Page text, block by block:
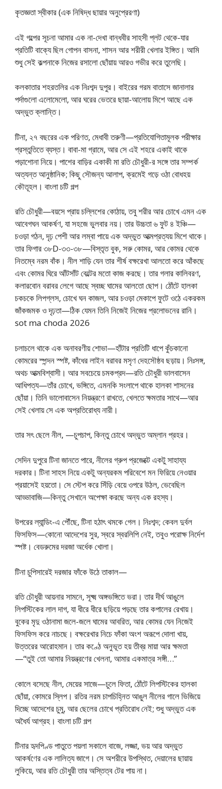
কৃতজ্ঞতা স্বীকার (এক নিষিদ্ধ ছায়ার অনুপ্রেরণা)
এই গল্পের সূচনা আমার এক না-দেখা বান্ধবীর সাহসী প্লট থেকে-যার
প্রতিটি বাক্যে ছিল গোপন বাসনা, শাসন আর শরীরী খেলার ইঙ্গিত। আমি
শুধু সেই কল্পনাকে নিজের রসালো ছোঁয়ায় আরও গভীর করে তুলেছি।
কলকাতার শহরতলির এক নিঃশব্দ দুপুর। বাইরের গরম বাতাসে জানালার
পর্দাগুলো এলোমেলো, আর ঘরের ভেতরে ছায়া-আলোয় মিশে আছে এক
অদ্ভুত ক্লান্তি।
টিনা, ২৭ বছরের এক পরিণত, মেধাবী তরুণী—প্রতিযোগিতামূলক পরীক্ষার
প্রস্তুতিতে ব্যস্ত। বাবা-মা গ্রামে, আর সে এই শহরে একাই থাকে
পড়াশোনা নিয়ে। পাশের বাড়ির একাকী মা রতি চৌধুরী-র সঙ্গে তার সম্পর্ক
অত্যন্ত আনুষ্ঠানিক; কিছু সৌজন্য আলাপ, ক্রমেই গড়ে ওঠা বোধহয়
কৌতূহল। বাংলা চটি গল্প
রতি চৌধুরী—বয়সে প্রায় চল্লিশের কোঠায়, তবু শরীর আর চোখে এমন এক
আবেগঘন আকর্ষণ, যা সহজে ভুলবার নয়। তার উচ্চতা ৬ ফুট ৪ ইঞ্চি—
চওড়া গঠন, দৃঢ় পেশী আর লম্বা পায়ে এক অদ্ভুত আত্মপ্রত্যয় মিশে থাকে।
তার ফিগার ৩৮D-৩৩-৩৮—বিস্তৃত বুক, সরু কোমর, আর কোমর থেকে
নিতম্বে নরম বাঁক। নীল শাড়ি যেন তার শীর্ষ বক্ষরেখা আলতো করে আঁকছে
এবং কোমর ঘিরে আঁটসাঁট বেল্টের মতো কাজ করছে। তার গলার কালিবরণ,
কলারবোন বরাবর লেগে আছে স্বচ্ছ ঘামের আলতো ছোপ। ঠোঁটে হালকা
চকচকে লিপগ্লস, চোখে ঘন কাজল, আর চওড়া মেকাপে ফুটে ওঠে একরকম
জাঁকজমক ও দৃঢ়তা—ঠিক যেমন তিনি নিজেই নিজের প্রলোভনের রানি।
sot ma choda 2026
চলাচলে থাকে এক অনাবরণীয় শোভা—হাঁটার প্রতিটি ধাপে কুঁচকানো
কোমরের স্পন্দন স্পষ্ট, কাঁধের লাইন বরাবর মসৃণ দেহসৌষ্ঠব ছড়ায়। নিঃসঙ্গ,
অথচ আত্মবিশ্বাসী। আর সবচেয়ে চমকপ্রদ—রতি চৌধুরী ভালবাসেন
আধিপত্য—তাঁর চোখে, ভঙ্গিতে, এমনকি সংলাপে থাকে হালকা শাসনের
ছোঁয়া। তিনি ভালোবাসেন নিয়ন্ত্রণে রাখতে, খেলতে ক্ষমতার সাথে—আর
সেই খেলায় সে এক অপ্রতিরোধ্য নারী।
তার সৎ ছেলে নীল, —চুপচাপ, কিন্তু চোখে অদ্ভুত অম্লান প্রহর।
সেদিন দুপুরে টিনা জানতে পারে, নীলের গ্রুপ প্রজেক্টে একটু সাহায্য
দরকার। টিনা সাহস নিয়ে একটু অন্যরকম পরিবেশে মন ফিরিয়ে নেওয়ার
প্রয়াসেই হয়তো। সে স্টেপ করে সিঁড়ি বেয়ে ওপরে উঠল, ভেবেছিল
আড্ডাবাজি—কিন্তু সেখানে অপেক্ষা করছে অন্য এক রহস্য।
উপরের ল্যান্ডিং-এ পৌঁছে, টিনা হঠাৎ থমকে গেল। নিঃশব্দ; কেবল দুর্বল
ফিসফিস—কোনো আদেশের সুর, স্বরে স্বরলিপি নেই, তবুও পরোক্ষ নির্দেশ
স্পষ্ট। বেডরুমের দরজা অর্ধেক খোলা।
টিনা চুপিসারেই দরজার ফাঁকে উঠে তাকাল—
রতি চৌধুরী আয়নার সামনে, সূক্ষ্ম অঙ্গভঙ্গিতে ভরা। তার দীর্ঘ আঙুলে
লিপস্টিকের লাল দাগ, যা ধীরে ধীরে ছড়িয়ে পড়ছে তার কপালের রেখায়।
বুকের মৃদু ওঠানামা জলে-জলে ঘামের আবরিত, আর কোমর যেন নিজেই
ফিসফিস করে নাচছে। বক্ষরেখার নিচে ফাঁকা অংশ অরূপে দোলা খায়,
উত্তরের আরোহমান। তার কণ্ঠে অনুভূত হয় তীব্র মায়া আর ক্ষমতা
—“তুই তো আমার নিয়ন্ত্রণের খেলনা, আমার একমাত্র সঙ্গী…”
কোলে বসেছে নীল, মেয়ের সাজে—চুলে ফিতা, ঠোঁটে লিপস্টিকের হালকা
ছোঁয়া, কোমরে স্লিপ। রতির নরম চাপচিহ্নিত আঙুল নীলের গালে ভিজিয়ে
দিচ্ছে আদেশের চুমু, আর ছেলের চোখে প্রতিরোধ নেই; শুধু অদ্ভুত এক
অধৈর্য আগ্রহ। বাংলা চটি গল্প
টিনার হৃদপিণ্ড পাতুতে পয়লা সকালে বাজে, লজ্জা, ভয় আর অদ্ভুত
আকর্ষণের এক লালিত্য জাগে। সে অশরীরে উপস্থিত, দেয়ালের ছায়ায়
লুকিয়ে, আর রতি চৌধুরী তার অস্তিত্ব টের পায় না।